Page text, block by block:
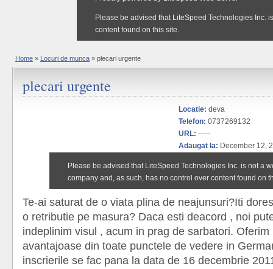
Home » Locuri de munca » plecari urgente
plecari urgente
Locatie: deva
Telefon: 0737269132
URL: -----
Adaugat la: December 12,
Te-ai saturat de o viata plina de neajunsuri?Iti
o retributie pe masura? Daca esti deacord , noi
indeplinim visul , acum in prag de sarbatori.
avantajoase din toate punctele de vedere in
inscrierile se fac pana la data de 16 decembrie